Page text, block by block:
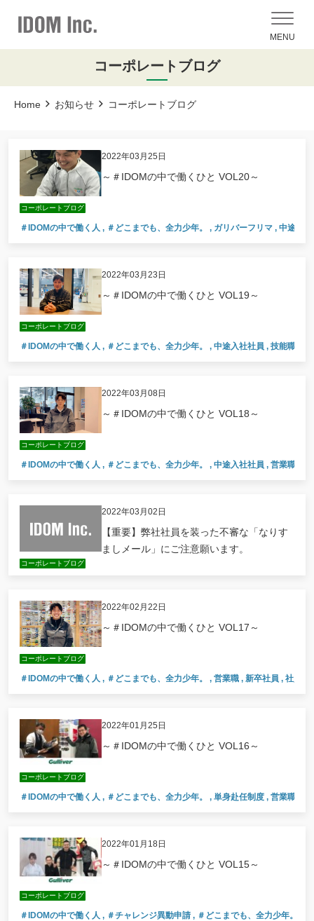
MENU
コーポレートブログ
Home お知らせ コーポレートブログ
2022年03月25日
コーポレートブログ
～＃IDOMの中で働くひと VOL20～
＃IDOMの中で働く人 , ＃どこまでも、全力少年。 , ガリバーフリマ , 中途入
2022年03月23日
コーポレートブログ
～＃IDOMの中で働くひと VOL19～
＃IDOMの中で働く人 , ＃どこまでも、全力少年。 , 中途入社社員 , 技能職
2022年03月08日
コーポレートブログ
～＃IDOMの中で働くひと VOL18～
＃IDOMの中で働く人 , ＃どこまでも、全力少年。 , 中途入社社員 , 営業職
2022年03月02日
コーポレートブログ
【重要】弊社社員を装った不審な「なりす
ましメール」にご注意願います。
2022年02月22日
コーポレートブログ
～＃IDOMの中で働くひと VOL17～
＃IDOMの中で働く人 , ＃どこまでも、全力少年。 , 営業職 , 新卒社員 , 社員の
2022年01月25日
コーポレートブログ
～＃IDOMの中で働くひと VOL16～
＃IDOMの中で働く人 , ＃どこまでも、全力少年。 , 単身赴任制度 , 営業職
2022年01月18日
コーポレートブログ
～＃IDOMの中で働くひと VOL15～
＃IDOMの中で働く人 , ＃チャレンジ異動申請 , ＃どこまでも、全力少年。